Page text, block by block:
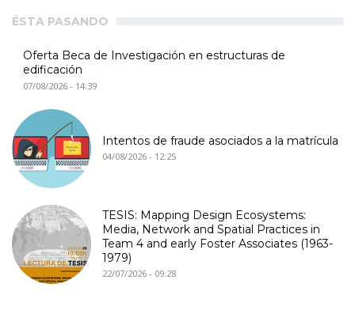
ÉSTA PASANDO
Oferta Beca de Investigación en estructuras de
edificación
07/08/2026 - 14:39
Intentos de fraude asociados a la matrícula
04/08/2026 - 12:25
TESIS: Mapping Design Ecosystems:
Media, Network and Spatial Practices in
Team 4 and early Foster Associates (1963-
1979)
22/07/2026 - 09:28